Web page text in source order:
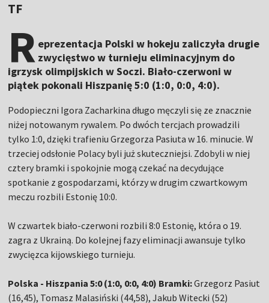
TF
R eprezentacja Polski w hokeju zaliczyła drugie
zwycięstwo w turnieju eliminacyjnym do
igrzysk olimpijskich w Soczi. Biało-czerwoni w
piątek pokonali Hiszpanię 5:0 (1:0, 0:0, 4:0).
Podopieczni Igora Zacharkina długo męczyli się ze znacznie
niżej notowanym rywalem. Po dwóch tercjach prowadzili
tylko 1:0, dzięki trafieniu Grzegorza Pasiuta w 16. minucie. W
trzeciej odsłonie Polacy byli już skuteczniejsi. Zdobyli w niej
cztery bramki i spokojnie mogą czekać na decydujące
spotkanie z gospodarzami, którzy w drugim czwartkowym
meczu rozbili Estonię 10:0.
W czwartek biało-czerwoni rozbili 8:0 Estonię, która o 19.
zagra z Ukrainą. Do kolejnej fazy eliminacji awansuje tylko
zwycięzca kijowskiego turnieju.
Polska - Hiszpania 5:0 (1:0, 0:0, 4:0) Bramki:Grzegorz Pasiut
(16,45), Tomasz Malasiński (44,58), Jakub Witecki (52)